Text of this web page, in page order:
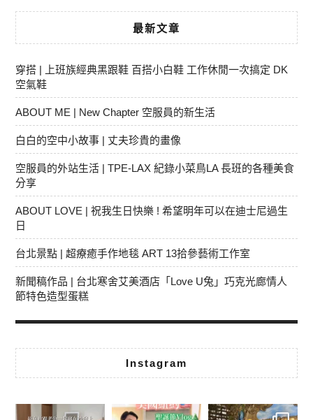
最新文章
穿搭 | 上班族經典黑跟鞋 百搭小白鞋 工作休閒一次搞定 DK
空氣鞋
ABOUT ME | New Chapter 空服員的新生活
白白的空中小故事 | 丈夫珍貴的畫像
空服員的外站生活 | TPE-LAX 紀錄小菜鳥LA 長班的各種美食
分享
ABOUT LOVE | 祝我生日快樂 ! 希望明年可以在迪士尼過生
日
台北景點 | 超療癒手作地毯 ART 13拾參藝術工作室
新聞稿作品 | 台北寒舍艾美酒店「Love U兔」巧克光廊情人
節特色造型蛋糕
Instagram